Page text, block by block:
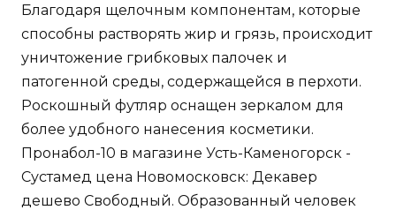
Благодаря щелочным компонентам, которые
способны растворять жир и грязь, происходит
уничтожение грибковых палочек и
патогенной среды, содержащейся в перхоти.
Роскошный футляр оснащен зеркалом для
более удобного нанесения косметики.
Пронабол-10 в магазине Усть-Каменогорск -
Сустамед цена Новомосковск: Декавер
дешево Свободный. Образованный человек